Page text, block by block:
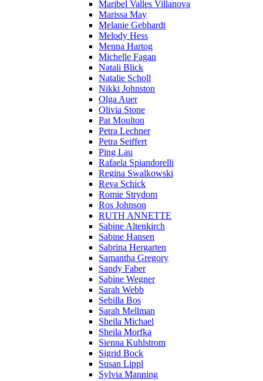
Maribel Valles Villanova
Marissa May
Melanie Gebhardt
Melody Hess
Menna Hartog
Michelle Fagan
Natali Blick
Natalie Scholl
Nikki Johnston
Olga Auer
Olivia Stone
Pat Moulton
Petra Lechner
Petra Seiffert
Ping Lau
Rafaela Spiandorelli
Regina Swalkowski
Reva Schick
Romie Strydom
Ros Johnson
RUTH ANNETTE
Sabine Altenkirch
Sabine Hansen
Sabrina Hergarten
Samantha Gregory
Sandy Faber
Sabine Wegner
Sarah Webb
Sebilla Bos
Sarah Mellman
Sheila Michael
Sheila Morfka
Sienna Kuhlstrom
Sigrid Bock
Susan Lippl
Sylvia Manning